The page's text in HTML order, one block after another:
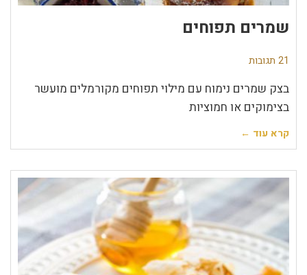
שמרים תפוחים
21 תגובות
בצק שמרים נימוח עם מילוי תפוחים מקורמלים מועשר
בצימוקים או חמוציות
קרא עוד ←